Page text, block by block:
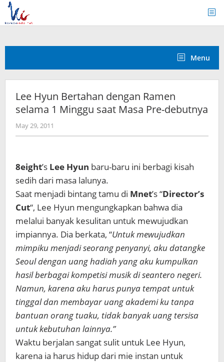
Skip
content
Menu
Lee Hyun Bertahan dengan Ramen
selama 1 Minggu saat Masa Pre-debutnya
May 29, 2011
Koreanindo
8eight’s Lee Hyun baru-baru ini berbagi kisah
sedih dari masa lalunya.
Saat menjadi bintang tamu di Mnet’s “Director’s
Cut“, Lee Hyun mengungkapkan bahwa dia
melalui banyak kesulitan untuk mewujudkan
impiannya. Dia berkata, “Untuk mewujudkan
mimpiku menjadi seorang penyanyi, aku datangke
Seoul dengan uang hadiah yang aku kumpulkan
hasil berbagai kompetisi musik di seantero negeri.
Namun, karena aku harus punya tempat untuk
tinggal dan membayar uang akademi ku tanpa
bantuan orang tuaku, tidak banyak uang tersisa
untuk kebutuhan lainnya.”
Waktu berjalan sangat sulit untuk Lee Hyun,
karena ia harus hidup dari mie instan untuk